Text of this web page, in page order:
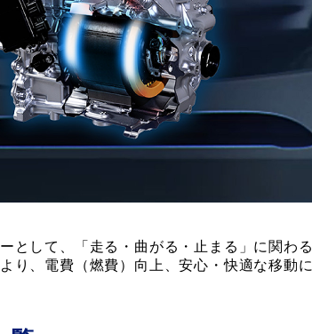
として、「走る・曲がる・止まる」に関わ
り、電費（燃費）向上、安心・快適な移動に